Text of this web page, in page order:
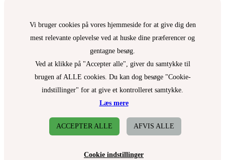
Vi bruger cookies på vores hjemmeside for at give dig den
mest relevante oplevelse ved at huske dine præferencer og
gentagne besøg.
Ved at klikke på "Accepter alle", giver du samtykke til
brugen af ALLE cookies. Du kan dog besøge "Cookie-
indstillinger" for at give et kontrolleret samtykke.
Læs mere
ACCEPTER ALLE AFVIS ALLE
Cookie indstillinger